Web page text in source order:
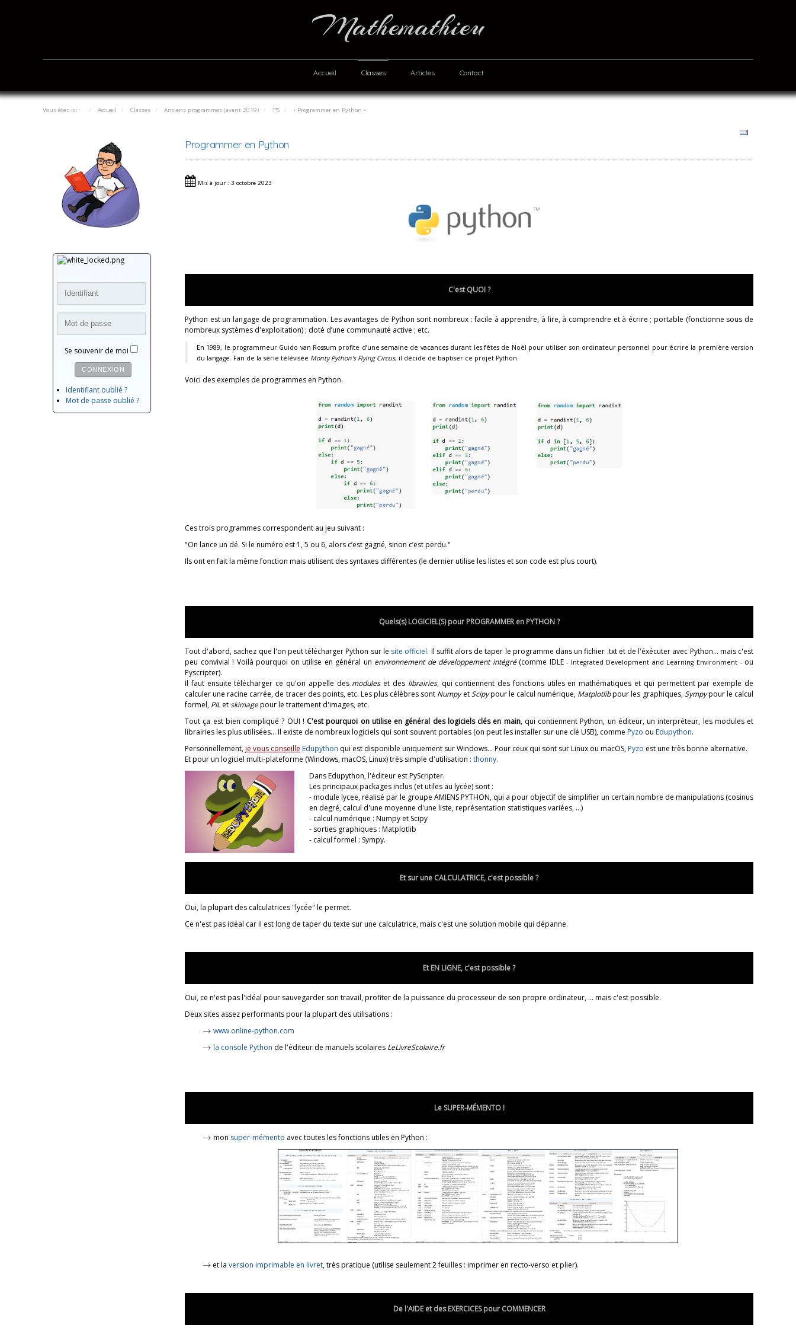
Mathemathieu
Accueil Classes Articles Contact
Vous êtes ici : Accueil Classes Anciens programmes (avant 2019) T°S • Programmer en Python •
Se souvenir de moi
CONNEXION
Identifiant oublié ?
Mot de passe oublié ?
Programmer en Python
Mis à jour : 3 octobre 2023
C'est QUOI ?
Python est un langage de programmation. Les avantages de Python sont nombreux : facile à apprendre, à lire, à comprendre et à écrire ; portable (fonctionne sous de
nombreux systèmes d'exploitation) ; doté d’une communauté active ; etc.
En 1989, le programmeur Guido van Rossum profite d’une semaine de vacances durant les fêtes de Noël pour utiliser son ordinateur personnel pour écrire la première version
du langage. Fan de la série télévisée Monty Python's Flying Circus, il décide de baptiser ce projet Python.
Voici des exemples de programmes en Python.
Ces trois programmes correspondent au jeu suivant :
"On lance un dé. Si le numéro est 1, 5 ou 6, alors c’est gagné, sinon c’est perdu."
Ils ont en fait la même fonction mais utilisent des syntaxes différentes (le dernier utilise les listes et son code est plus court).
Quels(s) LOGICIEL(S) pour PROGRAMMER en PYTHON ?
Tout d'abord, sachez que l'on peut télécharger Python sur le site officiel. Il suffit alors de taper le programme dans un fichier .txt et de l'éxécuter avec Python... mais c'est
peu convivial ! Voilà pourquoi on utilise en général un environnement de développement intégré(comme IDLE- Integrated Development and Learning Environment -ou
Pyscripter).
Il faut ensuite télécharger ce qu'on appelle des moduleset des librairies, qui contiennent des fonctions utiles en mathématiques et qui permettent par exemple de
calculer une racine carrée, de tracer des points, etc. Les plus célèbres sont NumpyetScipypour le calcul numérique, Matplotlibpour les graphiques,Sympypour le calcul
formel, PIL etskimagepour le traitement d'images, etc.
Tout ça est bien compliqué ? OUI ! C'est pourquoi on utilise en général des logiciels clés en main, qui contiennent Python, un éditeur, un interpréteur, les modules et
librairies les plus utilisées... Il existe de nombreux logiciels qui sont souvent portables (on peut les installer sur une clé USB), comme Pyzo ou Edupython.
Personnellement,je vous conseille Edupython qui est disponible uniquement sur Windows... Pour ceux qui sont sur Linux ou macOS, Pyzo est une très bonne alternative.
Et pour un logiciel multi-plateforme (Windows, macOS, Linux) très simple d'utilisation : thonny.
Dans Edupython, l'éditeur est PyScripter.
Les principaux packages inclus (et utiles au lycée) sont :
- module lycee, réalisé par le groupe AMIENS PYTHON, qui a pour objectif de simplifier un certain nombre de manipulations (cosinus
en degré, calcul d'une moyenne d'une liste, représentation statistiques variées, ...)
- calcul numérique : Numpy et Scipy
- sorties graphiques : Matplotlib
- calcul formel : Sympy.
Et sur une CALCULATRICE, c'est possible ?
Oui, la plupart des calculatrices "lycée" le permet.
Ce n'est pas idéal car il est long de taper du texte sur une calculatrice, mais c'est une solution mobile qui dépanne.
Et EN LIGNE, c'est possible ?
Oui, ce n'est pas l'idéal pour sauvegarder son travail, profiter de la puissance du processeur de son propre ordinateur, ... mais c'est possible.
Deux sites assez performants pour la plupart des utilisations :
→
→ www.online-python.com
→
→ la console Python de l'éditeur de manuels scolaires LeLivreScolaire.fr
Le SUPER-MÉMENTO !
→
→ mon super-mémento avec toutes les fonctions utiles en Python :
→
→ et la version imprimable en livret, très pratique (utilise seulement 2 feuilles : imprimer en recto-verso et plier).
De l'AIDE et des EXERCICES pour COMMENCER